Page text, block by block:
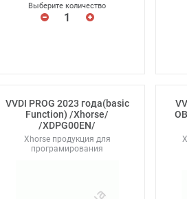
Выберите количество
VVDI PROG 2023 года(basic
Function) /Xhorse/
/XDPG00EN/
Xhorse продукция для
програмирования